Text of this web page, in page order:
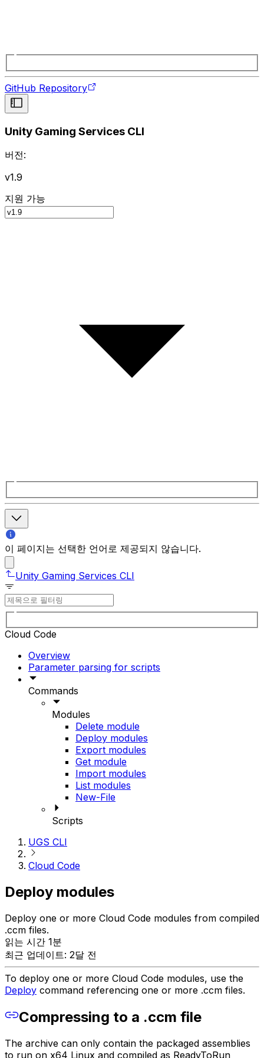
GitHub Repository
Unity Gaming Services CLI
버전:
v1.9
지원 가능
이 페이지는 선택한 언어로 제공되지 않습니다.
Unity Gaming Services CLI
Cloud Code
Overview
Parameter parsing for scripts
Commands
Modules
Delete module
Deploy modules
Export modules
Get module
Import modules
List modules
New-File
Scripts
UGS CLI
Cloud Code
Deploy modules
Deploy one or more Cloud Code modules from compiled
.ccm files.
읽는 시간 1분
최근 업데이트: 2달 전
To deploy one or more Cloud Code modules, use the
Deploy command referencing one or more .ccm files.
Compressing to a .ccm file
The archive can only contain the packaged assemblies
to run on x64 Linux and compiled as ReadyToRun